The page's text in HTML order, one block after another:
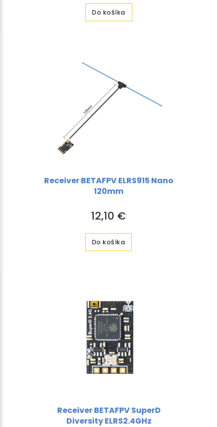
Do košíka
Receiver BETAFPV ELRS915 Nano
120mm
12,10 €
Do košíka
Receiver BETAFPV SuperD
Diversity ELRS2.4GHz